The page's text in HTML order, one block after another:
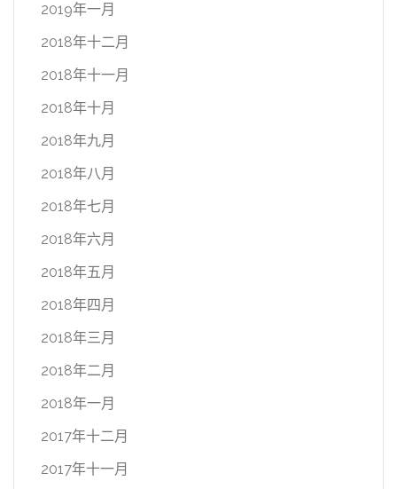
2019年一月
2018年十二月
2018年十一月
2018年十月
2018年九月
2018年八月
2018年七月
2018年六月
2018年五月
2018年四月
2018年三月
2018年二月
2018年一月
2017年十二月
2017年十一月